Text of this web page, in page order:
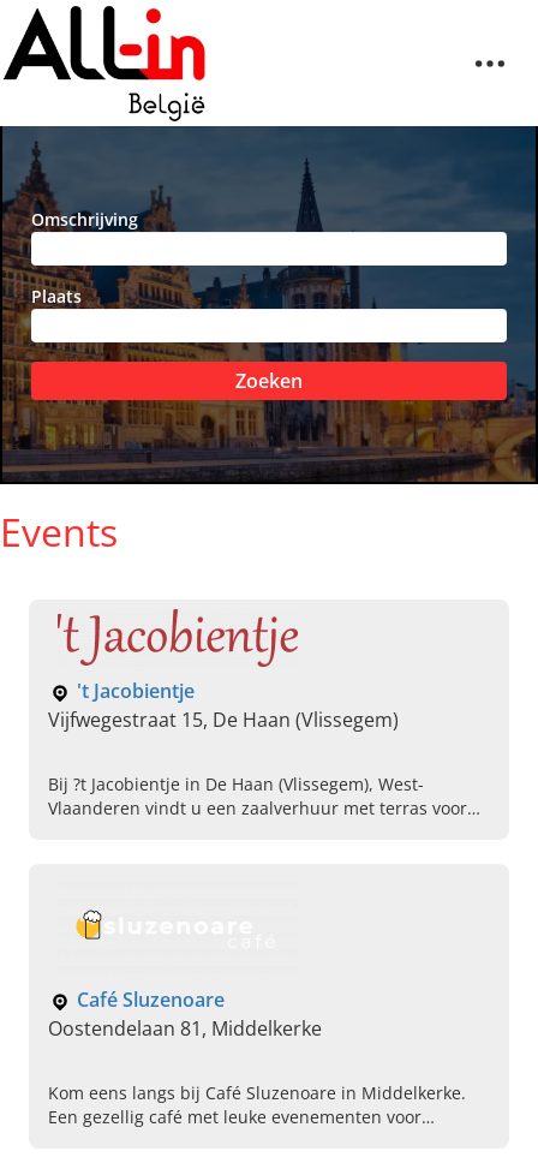
Omschrijving
Plaats
Zoeken
Events
't Jacobientje
Vijfwegestraat 15, De Haan (Vlissegem)
Bij ?t Jacobientje in De Haan (Vlissegem), West-
Vlaanderen vindt u een zaalverhuur met terras voor
Café Sluzenoare
Oostendelaan 81, Middelkerke
Kom eens langs bij Café Sluzenoare in Middelkerke.
Een gezellig café met leuke evenementen voor